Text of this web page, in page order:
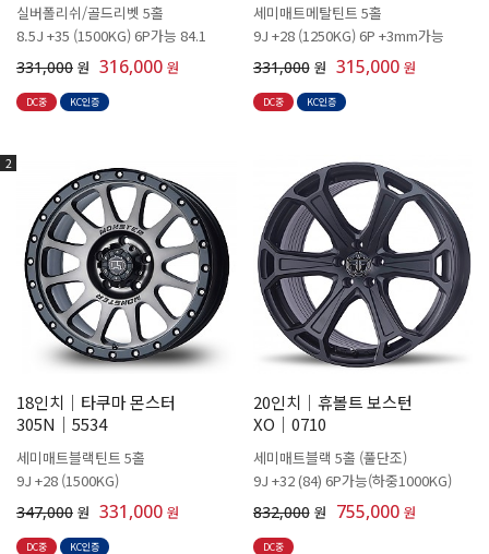
실버폴리쉬/골드리벳 5홀
8.5J +35 (1500KG) 6P가능 84.1
331,000 원 316,000 원
DC중 KC인증
세미매트메탈틴트 5홀
9J +28 (1250KG) 6P +3mm가능
331,000 원 315,000 원
DC중 KC인증
2
18인치│타쿠마 몬스터
305N│5534
세미매트블랙틴트 5홀
9J +28 (1500KG)
347,000 원 331,000 원
DC중 KC인증
20인치│휴볼트 보스턴
XO│0710
세미매트블랙 5홀 (풀단조)
9J +32 (84) 6P가능(하중1000KG)
832,000 원 755,000 원
DC중